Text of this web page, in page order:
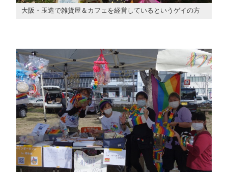
大阪・玉造で雑貨屋＆カフェを経営しているというゲイの方